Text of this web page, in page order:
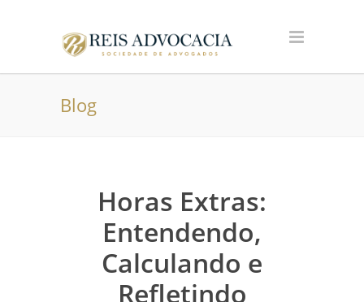
Blog
Horas Extras:
Entendendo,
Calculando e
Refletindo